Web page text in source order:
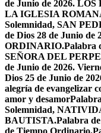
de Junio de 2026.
LA IGLESIA
Solemnidad, SAN
de Dios 28 de Junio
ORDINARIO.Palabra
SEÑORA DEL
de Junio de 2026.
Dios 25 de Junio de
alegría de evangelizar
amor y desamor
Solemnidad,
BAUTISTA.Palabra
de Tiempo Ordinario.